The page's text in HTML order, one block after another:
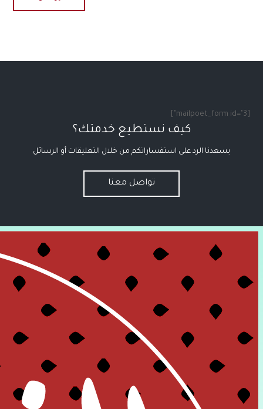
كيف نستطيع خدمتك؟
يسعدنا الرد على استفساراتكم من خلال التعليقات أو الرسائل
تواصل معنا